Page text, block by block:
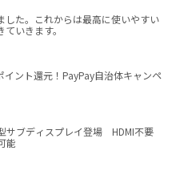
した。これからは最高に使いやすい
いきます。
イント還元！PayPay自治体キャンペ
サブディスプレイ登場 HDMI不要
能